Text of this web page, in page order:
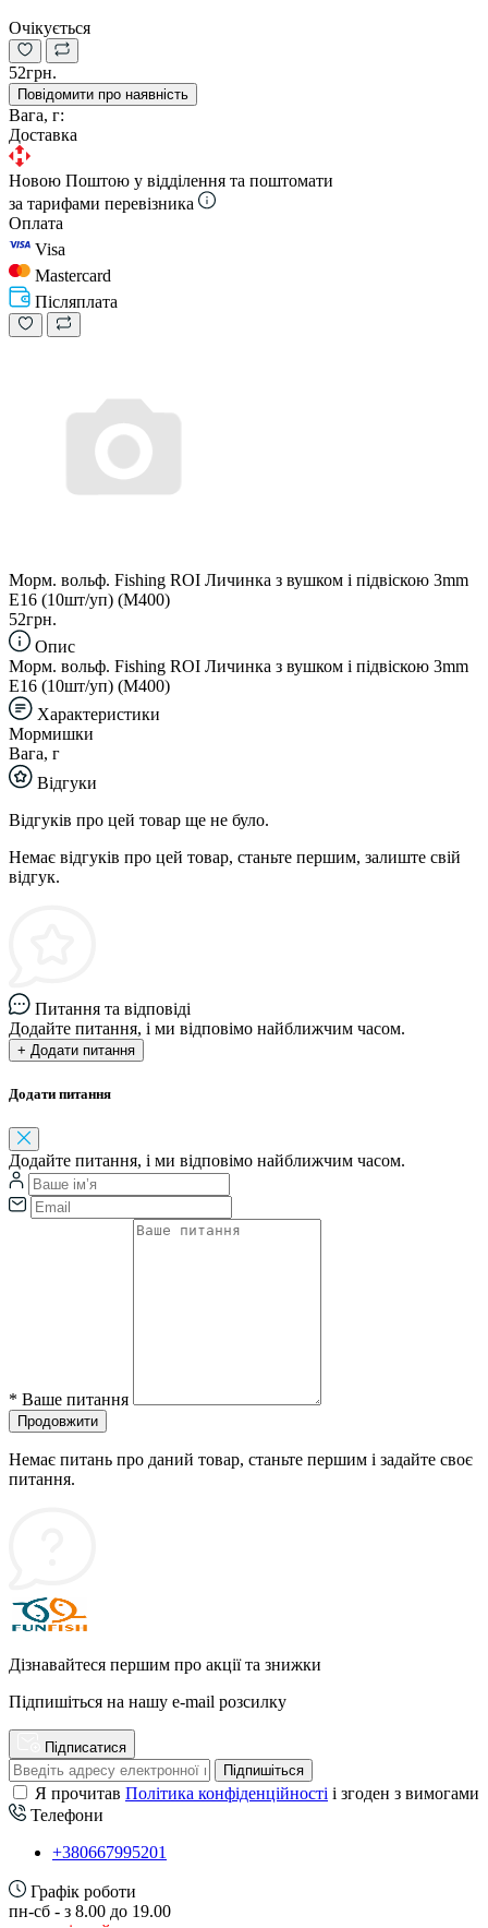
Очікується
52грн.
Повідомити про наявність
Вага, г:
Доставка
Новою Поштою у відділення та поштомати
за тарифами перевізника
Оплата
Visa
Mastercard
Післяплата
Морм. вольф. Fishing ROI Личинка з вушком і підвіскою 3mm
E16 (10шт/уп) (M400)
52грн.
Опис
Морм. вольф. Fishing ROI Личинка з вушком і підвіскою 3mm
E16 (10шт/уп) (M400)
Характеристики
Мормишки
Вага, г
Відгуки
Відгуків про цей товар ще не було.
Немає відгуків про цей товар, станьте першим, залиште свій
відгук.
Питання та відповіді
Додайте питання, і ми відповімо найближчим часом.
+ Додати питання
Додати питання
Додайте питання, і ми відповімо найближчим часом.
* Ваше питання
Продовжити
Немає питань про даний товар, станьте першим і задайте своє
питання.
Дізнавайтеся першим про акції та знижки
Підпишіться на нашу e-mail розсилку
Підписатися
Підпишіться
Я прочитав Політика конфіденційності і згоден з вимогами
Телефони
+380667995201
Графік роботи
пн-сб - з 8.00 до 19.00